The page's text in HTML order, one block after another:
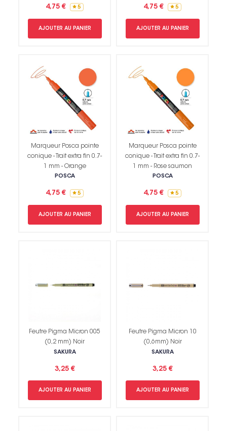
4,75 € 5
AJOUTER AU PANIER
4,75 € 5
AJOUTER AU PANIER
Marqueur Posca pointe
conique - Trait extra fin 0.7-
1 mm - Orange
POSCA
4,75 € 5
AJOUTER AU PANIER
Marqueur Posca pointe
conique - Trait extra fin 0.7-
1 mm - Rose saumon
POSCA
4,75 € 5
AJOUTER AU PANIER
Feutre Pigma Micron 005
(0,2 mm) Noir
SAKURA
3,25 €
AJOUTER AU PANIER
Feutre Pigma Micron 10
(0,6mm) Noir
SAKURA
3,25 €
AJOUTER AU PANIER